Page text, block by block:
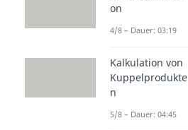
on
4/8 – Dauer: 03:19
Kalkulation von
Kuppelprodukte
n
5/8 – Dauer: 04:45